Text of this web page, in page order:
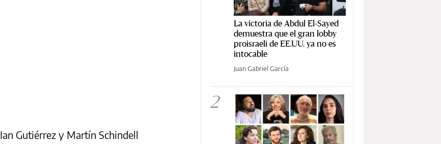
Ian Gutiérrez y Martín Schindell
La victoria de Abdul El-Sayed
demuestra que el gran lobby
proisraelí de EE.UU. ya no es
intocable
Juan Gabriel García
2